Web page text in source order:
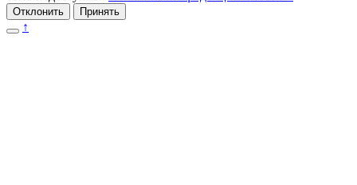
Отклонить Принять
↑